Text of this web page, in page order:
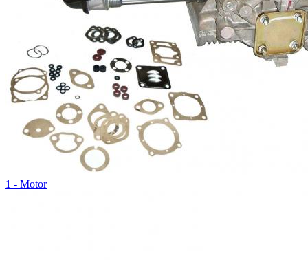
1 - Motor